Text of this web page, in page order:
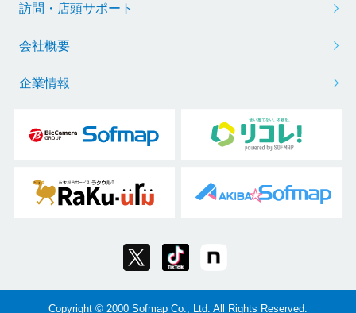
訪問・店頭サポート
会社概要
企業情報
Copyright © 2000 Sofmap Co., Ltd. All Rights Reserved.